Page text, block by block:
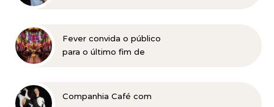
Antiga
Fever convida o público
para o último fim de
Horizonte
Companhia Café com